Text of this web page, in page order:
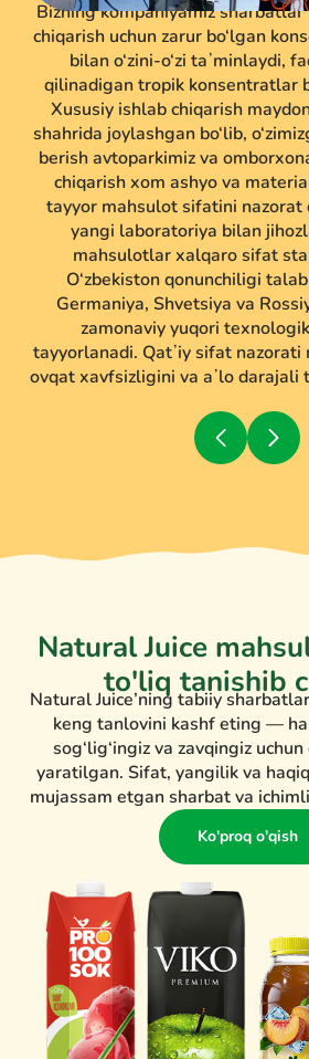
Bizning kompaniyamiz
chiqarish uchun zarur bo‘lgan
bilan o‘zini-o‘zi taʼminlaydi,
qilinadigan tropik konsentratlar
Xususiy ishlab chiqarish
shahrida joylashgan bo‘lib,
berish avtoparkimiz va
chiqarish xom ashyo va
tayyor mahsulot sifatini nazorat
yangi laboratoriya bilan
mahsulotlar xalqaro sifat
O‘zbekiston qonunchiligi
Germaniya, Shvetsiya va
zamonaviy yuqori
tayyorlanadi. Qatʼiy sifat
ovqat xavfsizligini va aʼlo darajali
Natural Juice
to'liq tanishib
Natural Juice’ning tabiiy
keng tanlovini kashf eting —
sog‘lig‘ingiz va zavqingiz
yaratilgan. Sifat, yangilik va
mujassam etgan sharbat va
Ko'proq o'qish